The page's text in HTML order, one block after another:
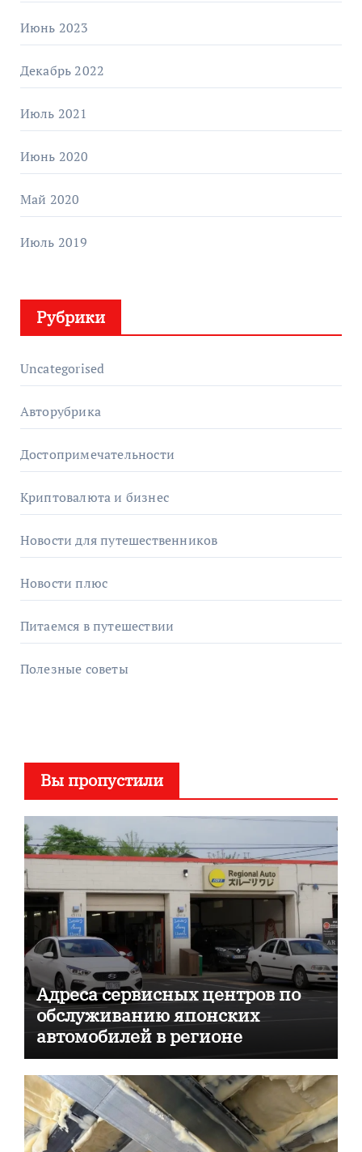
Июнь 2023
Декабрь 2022
Июль 2021
Июнь 2020
Май 2020
Июль 2019
Рубрики
Uncategorised
Авторубрика
Достопримечательности
Криптовалюта и бизнес
Новости для путешественников
Новости плюс
Питаемся в путешествии
Полезные советы
Вы пропустили
Адреса сервисных центров по
обслуживанию японских
автомобилей в регионе